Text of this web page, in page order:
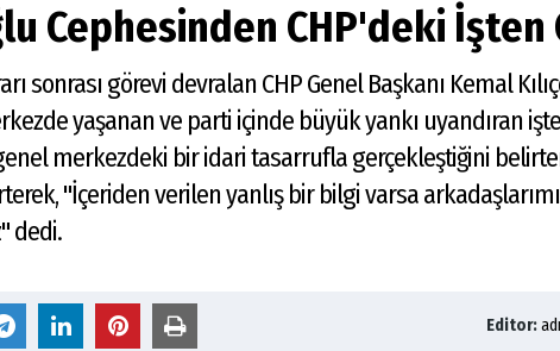
Cephesinden CHP'deki İşten
sonrası görevi devralan CHP Genel Başkanı Kemal
yaşanan ve parti içinde büyük yankı uyandıran
merkezdeki bir idari tasarrufla gerçekleştiğini
"İçeriden verilen yanlış bir bilgi varsa
dedi.
Editor: